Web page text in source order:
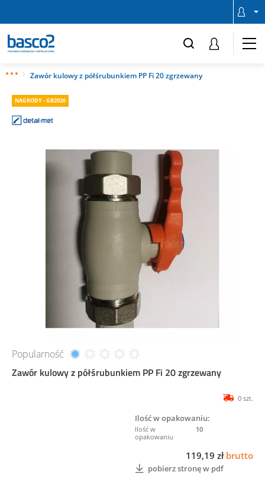
Zawór kulowy z półśrubunkiem PP Fi 20 zgrzewany
Popularność
NAGRODY - GB2026
Zawór kulowy z półśrubunkiem PP Fi 20 zgrzewany
0 szt.
Ilość w opakowaniu:
10
119,19 zł brutto
pobierz stronę w pdf